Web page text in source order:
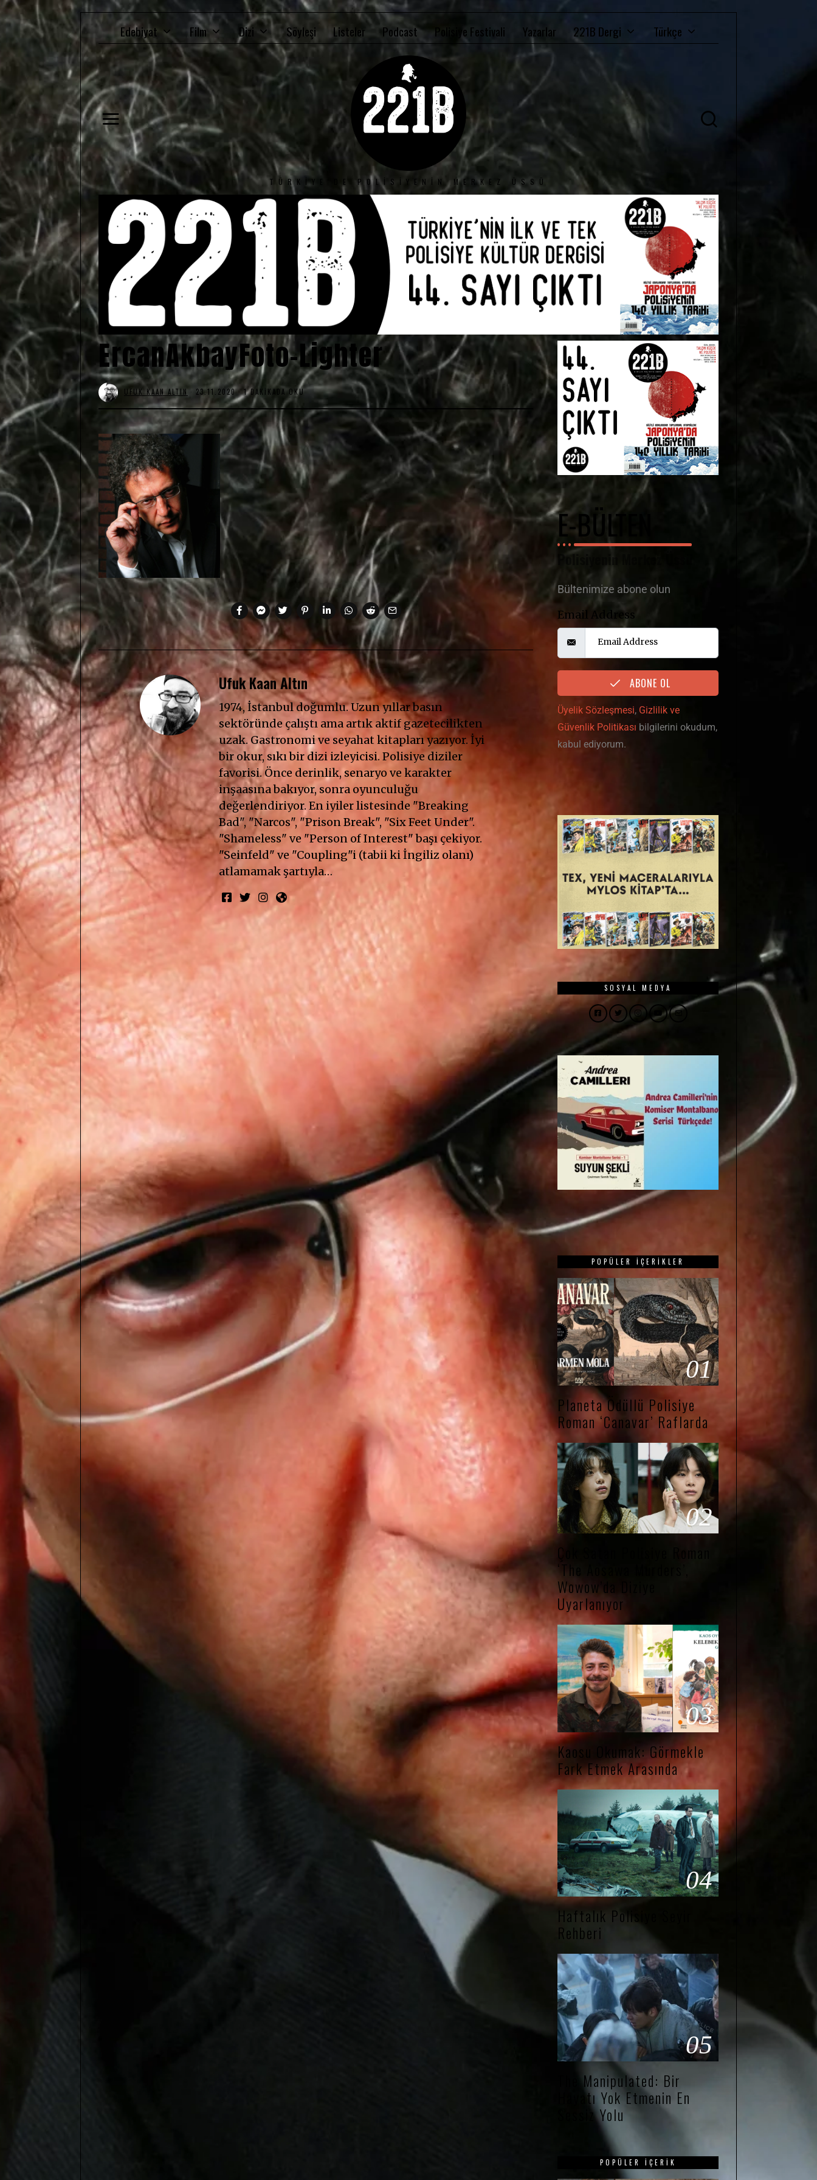
Edebiyat Film Dizi Söyleşi Listeler Podcast Polisiye Festivali Yazarlar 221B Dergi Türkçe
TÜRKIYE'DE POLISIYENIN MERKEZ ÜSSÜ
ErcanAkbayFoto-Lighter
UFUK KAAN ALTIN 23.11.2020 1 DAKIKADA OKU
Ufuk Kaan Altın
1974, İstanbul doğumlu. Uzun yıllar basın
sektöründe çalıştı ama artık aktif gazetecilikten
uzak. Gastronomi ve seyahat kitapları yazıyor. İyi
bir okur, sıkı bir dizi izleyicisi. Polisiye diziler
favorisi. Önce derinlik, senaryo ve karakter
inşaasına bakıyor, sonra oyunculuğu
değerlendiriyor. En iyiler listesinde "Breaking
Bad", "Narcos", "Prison Break", "Six Feet Under".
"Shameless" ve "Person of Interest" başı çekiyor.
"Seinfeld" ve "Coupling"i (tabii ki İngiliz olanı)
atlamamak şartıyla…
E-BÜLTEN
Polisiyenin Merkez Üssü
Bültenimize abone olun
Email Address
ABONE OL
Üyelik Sözleşmesi, Gizlilik ve
Güvenlik Politikası bilgilerini okudum,
kabul ediyorum.
SOSYAL MEDYA
FacebookTwitterInstagram
YouTube
POPÜLER İÇERIKLER
01
Planeta Ödüllü Polisiye
Roman ‘Canavar’ Raflarda
02
Çok Satan Polisiye Roman
‘The Aosawa Murders’,
Wowow’da Diziye
Uyarlanıyor
03
Kaosu Okumak: Görmekle
Fark Etmek Arasında
04
Haftalık Polisiye Seyir
Rehberi
05
The Manipulated: Bir
Hayatı Yok Etmenin En
Sessiz Yolu
POPÜLER İÇERIK